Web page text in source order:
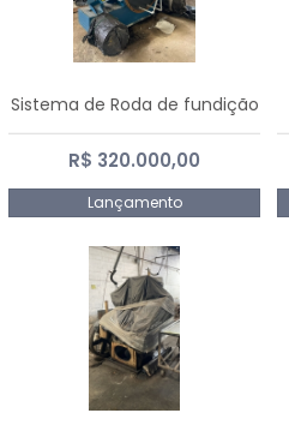
Sistema de Roda de fundição
R$ 320.000,00
Lançamento